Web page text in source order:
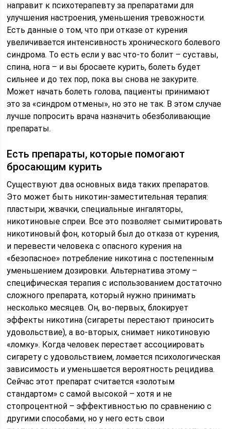
направит к психотерапевту за препаратами для
улучшения настроения, уменьшения тревожности.
Есть данные о том, что при отказе от курения
увеличивается интенсивность хронического болевого
синдрома. То есть если у вас что-то болит – суставы,
спина, нога – и вы бросаете курить, болеть будет
сильнее и до тех пор, пока вы снова не закурите.
Может начать болеть голова, пациенты принимают
это за «синдром отмены», но это не так. В этом случае
лучше попросить врача назначить обезболивающие
препараты.
Есть препараты, которые помогают
бросающим курить
Существуют два основных вида таких препаратов.
Это может быть никотин-заместительная терапия:
пластыри, жвачки, специальные ингаляторы,
никотиновые спреи. Все это позволяет сымитировать
никотиновый фон, который был до отказа от курения,
и перевести человека с опасного курения на
«безопасное» потребление никотина с постепенным
уменьшением дозировки. Альтернатива этому –
специфическая терапия с использованием достаточно
сложного препарата, который нужно принимать
несколько месяцев. Он, во-первых, блокирует
эффекты никотина (сигареты перестают приносить
удовольствие), а во-вторых, снимает никотиновую
«ломку». Когда человек перестает ассоциировать
сигарету с удовольствием, ломается психологическая
зависимость и уменьшается вероятность рецидива.
Сейчас этот препарат считается «золотым
стандартом» с самой высокой – хотя и не
стопроцентной – эффективностью по сравнению с
другими способами, но у него есть свои